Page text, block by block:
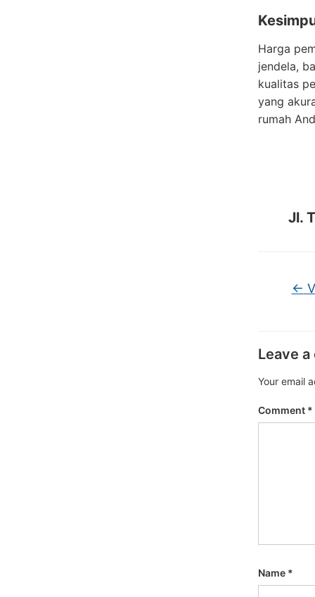
Harga
jendela,
kualitas
yang
rumah
Jl.
←
Leave
Your email
Comment *
Name *